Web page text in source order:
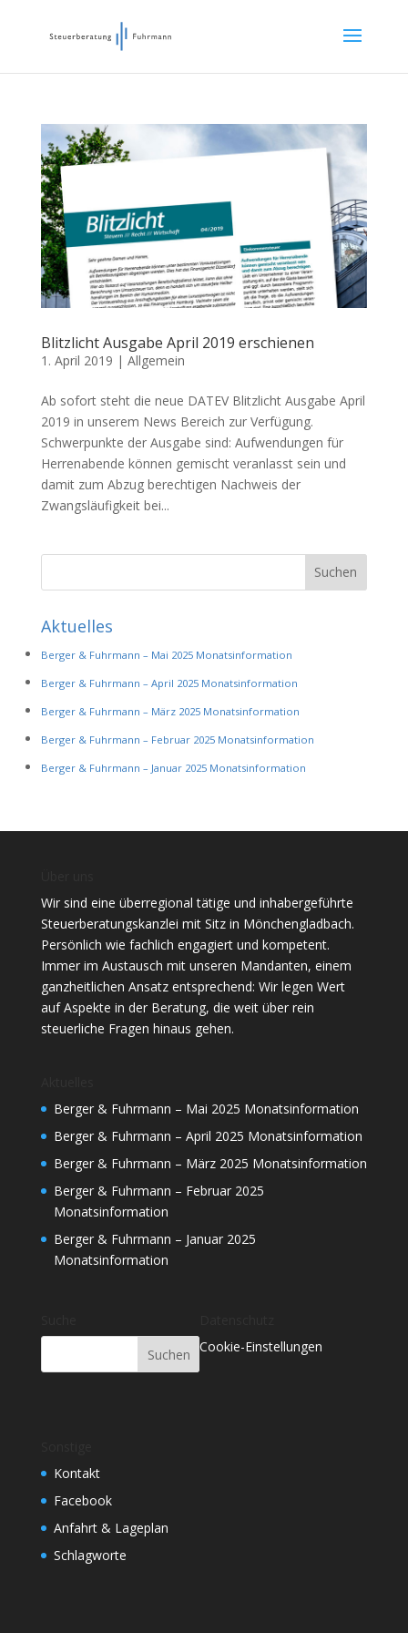
Blitzlicht Ausgabe April 2019 erschienen
1. April 2019 | Allgemein
Ab sofort steht die neue DATEV Blitzlicht Ausgabe April
2019 in unserem News Bereich zur Verfügung.
Schwerpunkte der Ausgabe sind: Aufwendungen für
Herrenabende können gemischt veranlasst sein und
damit zum Abzug berechtigen Nachweis der
Zwangsläufigkeit bei...
Aktuelles
Berger & Fuhrmann – Mai 2025 Monatsinformation
Berger & Fuhrmann – April 2025 Monatsinformation
Berger & Fuhrmann – März 2025 Monatsinformation
Berger & Fuhrmann – Februar 2025 Monatsinformation
Berger & Fuhrmann – Januar 2025 Monatsinformation
Wir sind eine überregional tätige und inhabergeführte
Steuerberatungskanzlei mit Sitz in Mönchengladbach.
Persönlich wie fachlich engagiert und kompetent.
Immer im Austausch mit unseren Mandanten, einem
ganzheitlichen Ansatz entsprechend: Wir legen Wert
auf Aspekte in der Beratung, die weit über rein
steuerliche Fragen hinaus gehen.
Berger & Fuhrmann – Mai 2025 Monatsinformation
Berger & Fuhrmann – April 2025 Monatsinformation
Berger & Fuhrmann – März 2025 Monatsinformation
Berger & Fuhrmann – Februar 2025
Monatsinformation
Berger & Fuhrmann – Januar 2025
Monatsinformation
Cookie-Einstellungen
Kontakt
Facebook
Anfahrt & Lageplan
Schlagworte